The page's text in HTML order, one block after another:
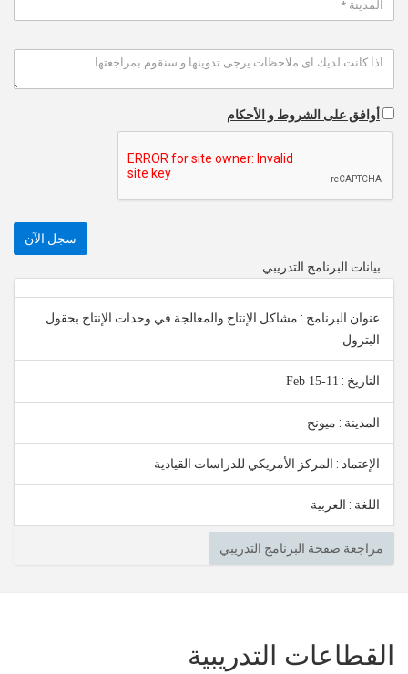
أوافق على الشروط و الأحكام
سجل الآن
بيانات البرنامج التدريبي
عنوان البرنامج : مشاكل الإنتاج والمعالجة في وحدات الإنتاج بحقول
البترول
التاريخ : 11-15 Feb
المدينة : ميونخ
الإعتماد : المركز الأمريكي للدراسات القيادية
اللغة : العربية
مراجعة صفحة البرنامج التدريبي
القطاعات التدريبية